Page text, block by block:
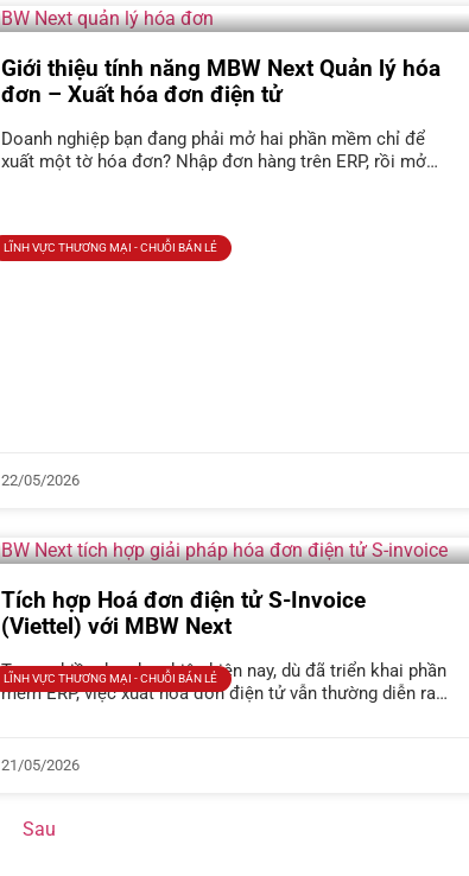
LĨNH VỰC THƯƠNG MẠI - CHUỖI BÁN LẺ
Giới thiệu tính năng MBW Next Quản lý hóa
đơn – Xuất hóa đơn điện tử
Doanh nghiệp bạn đang phải mở hai phần mềm chỉ để
xuất một tờ hóa đơn? Nhập đơn hàng trên ERP, rồi mở
22/05/2026
LĨNH VỰC THƯƠNG MẠI - CHUỖI BÁN LẺ
Tích hợp Hoá đơn điện tử S-Invoice
(Viettel) với MBW Next
Trong nhiều doanh nghiệp hiện nay, dù đã triển khai phần
mềm ERP, việc xuất hóa đơn điện tử vẫn thường diễn ra
21/05/2026
Sau